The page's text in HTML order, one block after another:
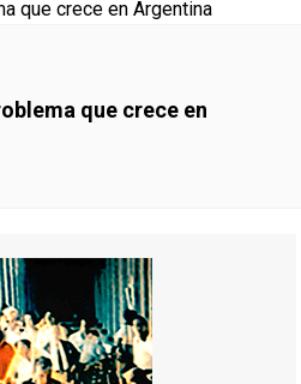
que crece en